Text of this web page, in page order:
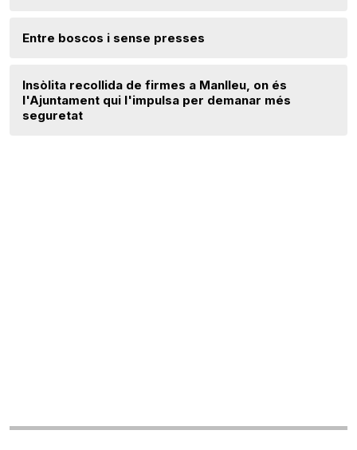
Entre boscos i sense presses
Insòlita recollida de firmes a Manlleu, on és
l'Ajuntament qui l'impulsa per demanar més
seguretat